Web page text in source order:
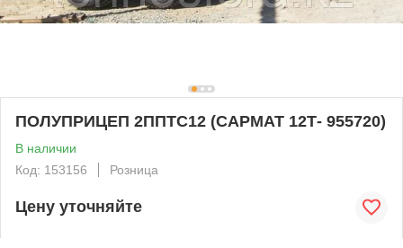
ПОЛУПРИЦЕП 2ППТС12 (САРМАТ 12Т- 955720)
В наличии
Код: 153156
Розница
Цену уточняйте